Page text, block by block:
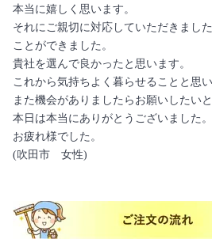
本当に嬉しく思います。
それにご親切に対応していただきまし
ことができました。
貴社を選んで良かったと思います。
これから気持ちよく暮らせることと思い
また機会がありましたらお願いしたいと
本日は本当にありがとうございました。
お疲れ様でした。
(吹田市 女性)